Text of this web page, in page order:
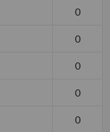
0
0
0
0
0